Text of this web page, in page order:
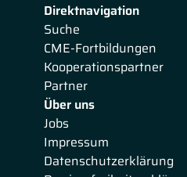
Direktnavigation
Suche
CME-Fortbildungen
Kooperationspartner
Partner
Über uns
Jobs
Impressum
Datenschutzerklärung